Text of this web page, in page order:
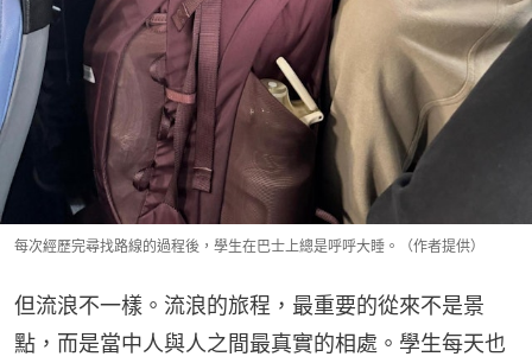
每次經歷完尋找路線的過程後，學生在巴士上總是呼呼大睡。（作者提供）
但流浪不一樣。流浪的旅程，最重要的從來不是景
點，而是當中人與人之間最真實的相處。學生每天也